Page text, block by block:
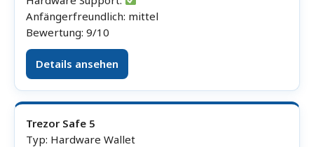
Anfängerfreundlich: mittel
Bewertung: 9/10
Details ansehen
Trezor Safe 5
Typ: Hardware Wallet